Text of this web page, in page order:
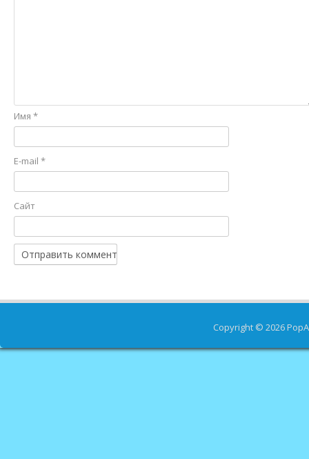
Имя *
E-mail *
Сайт
Copyright © 2026